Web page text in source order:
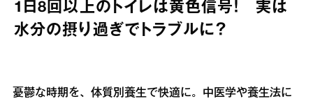
1日8回以上のトイレは黄色信号！ 実は
水分の摂り過ぎでトラブルに？
憂鬱な時期を、体質別養生で快適に。中医学や養生法に